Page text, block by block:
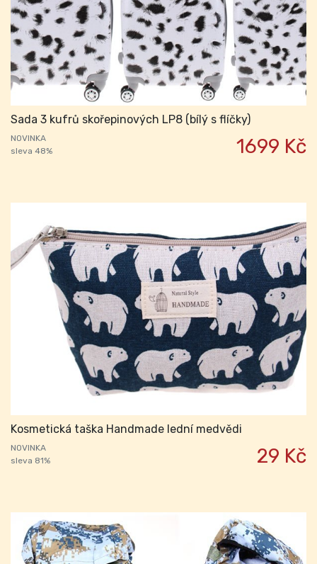
Sada 3 kufrů skořepinových LP8 (bílý s flíčky)
NOVINKA
sleva 48%
1699 Kč
Kosmetická taška Handmade lední medvědi
NOVINKA
sleva 81%
29 Kč